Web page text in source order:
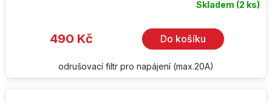
Skladem (2 ks)
490 Kč Do košíku
odrušovací filtr pro napájení (max.20A)